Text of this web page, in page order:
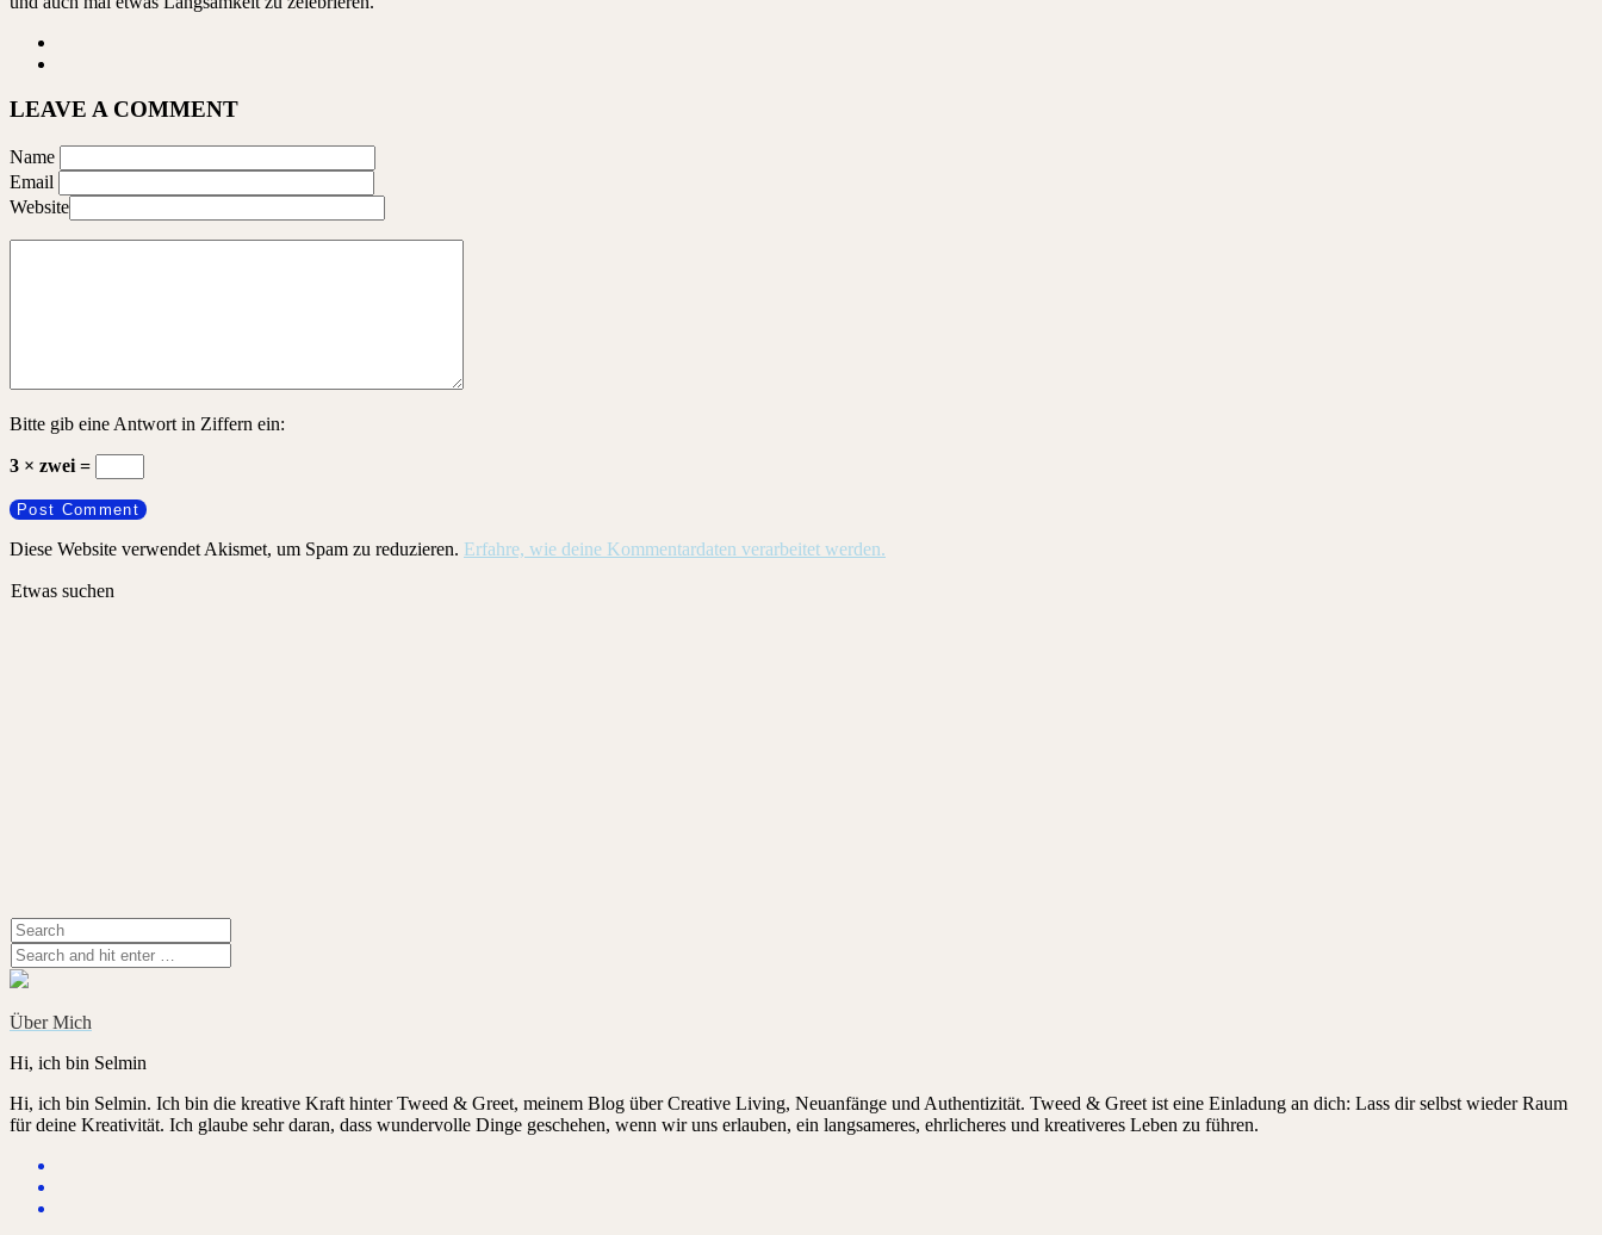
LEAVE A COMMENT
Name
Email
Website
Bitte gib eine Antwort in Ziffern ein:
3 × zwei =
Diese Website verwendet Akismet, um Spam zu reduzieren. Erfahre, wie deine Kommentardaten verarbeitet werden.
Etwas suchen
Über Mich
Hi, ich bin Selmin
Hi, ich bin Selmin. Ich bin die kreative Kraft hinter Tweed & Greet, meinem Blog über Creative Living, Neuanfänge und Authentizität. Tweed & Greet ist eine Einladung an dich: Lass dir selbst wieder Raum
für deine Kreativität. Ich glaube sehr daran, dass wundervolle Dinge geschehen, wenn wir uns erlauben, ein langsameres, ehrlicheres und kreativeres Leben zu führen.